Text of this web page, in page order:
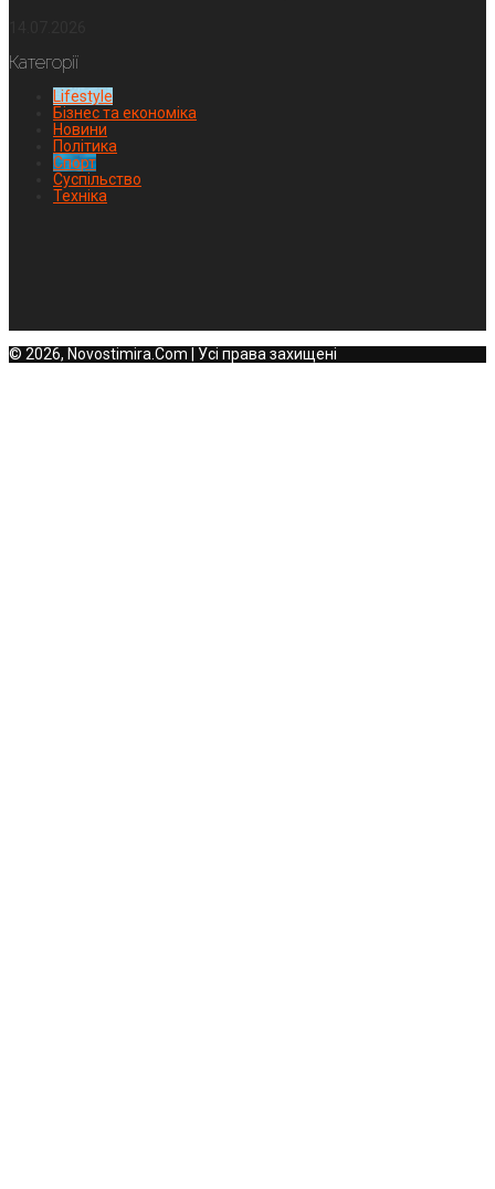
Категорії
Lifestyle
Бізнес та економіка
Новини
Політика
Спорт
Суспільство
Техніка
© 2026, Novostimira.Com | Усі права захищені